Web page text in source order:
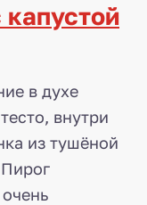
в духе
внутри
из тушёной